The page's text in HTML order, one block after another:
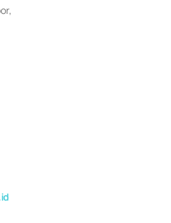
Penatausahaan dan Penyelesaian Transaksi
izinnya diterbitkan pada tahun 2018.